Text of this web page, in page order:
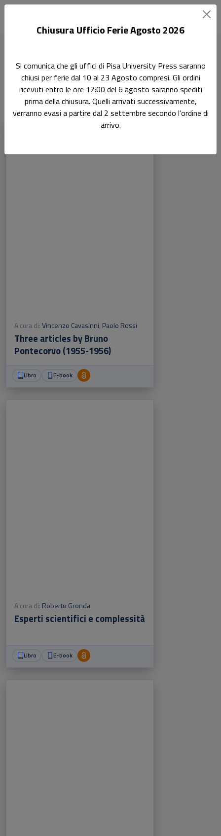
Tutti gli E-book Open Access
Sottotitolo non presente
A cura di:Vincenzo Cavasinni, Paolo Rossi
Three articles by Bruno
Pontecorvo (1955-1956)
Libro E-book
A cura di: Roberto Gronda
Esperti scientifici e complessità
Libro E-book
Chiusura Ufficio Ferie Agosto 2026
Si comunica che gli uffici di Pisa University Press saranno
chiusi per ferie dal 10 al 23 Agosto compresi. Gli ordini
ricevuti entro le ore 12:00 del 6 agosto saranno spediti
prima della chiusura. Quelli arrivati successivamente,
verranno evasi a partire dal 2 settembre secondo l'ordine di
arrivo.